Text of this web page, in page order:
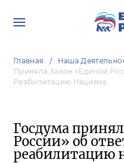
Главная Наша
Приняла Закон «Единой
Реабилитацию Нацизма
Госдума
России» об
реабилитацию